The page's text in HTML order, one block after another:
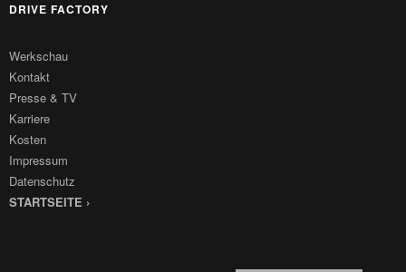
DRIVE FACTORY
Werkschau
Kontakt
Presse & TV
Karriere
Kosten
Impressum
Datenschutz
STARTSEITE ›